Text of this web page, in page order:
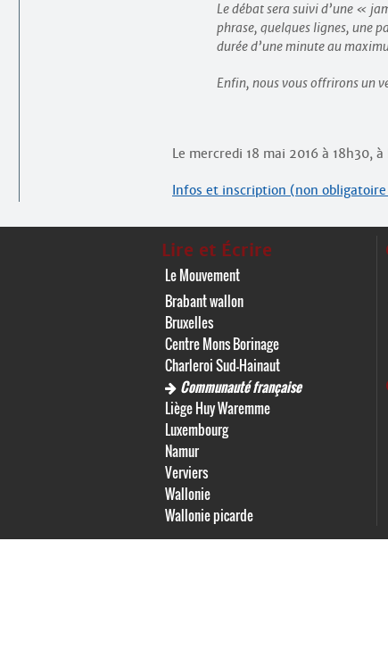
Le débat sera suivi d’une «
phrase, quelques lignes, une
durée d’une minute au
Enfin, nous vous offrirons un
Le mercredi 18 mai 2016 à 18h30,
Infos et inscription (non
Lire et Écrire
Le Mouvement
Brabant wallon
Bruxelles
Centre Mons Borinage
Charleroi Sud-Hainaut
Communauté française
Liège Huy Waremme
Luxembourg
Namur
Verviers
Wallonie
Wallonie picarde